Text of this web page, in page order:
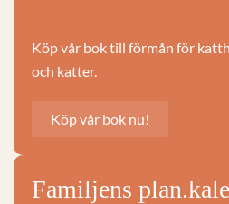
Köp vår bok till förmån för
och katter.
Köp vår bok nu!
Familjens